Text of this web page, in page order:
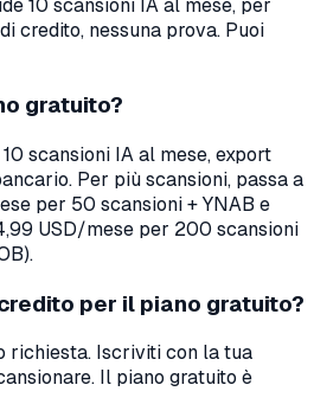
10 scansioni IA al mese, per
credito, nessuna prova. Puoi
gratuito?
scansioni IA al mese, export
Per più scansioni, passa a
per 50 scansioni + YNAB e
USD/mese per 200 scansioni
per il piano gratuito?
richiesta. Iscriviti con la tua
Il piano gratuito è